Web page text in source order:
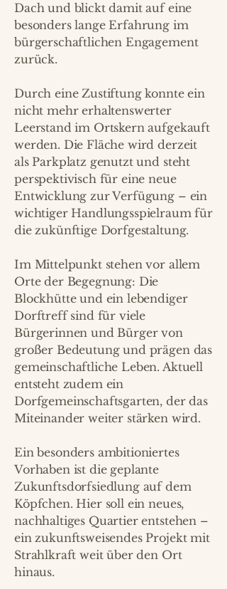
Dach und blickt damit auf eine
besonders lange Erfahrung im
bürgerschaftlichen Engagement
zurück.
Durch eine Zustiftung konnte ein
nicht mehr erhaltenswerter
Leerstand im Ortskern aufgekauft
werden. Die Fläche wird derzeit
als Parkplatz genutzt und steht
perspektivisch für eine neue
Entwicklung zur Verfügung – ein
wichtiger Handlungsspielraum für
die zukünftige Dorfgestaltung.
Im Mittelpunkt stehen vor allem
Orte der Begegnung: Die
Blockhütte und ein lebendiger
Dorftreff sind für viele
Bürgerinnen und Bürger von
großer Bedeutung und prägen das
gemeinschaftliche Leben. Aktuell
entsteht zudem ein
Dorfgemeinschaftsgarten, der das
Miteinander weiter stärken wird.
Ein besonders ambitioniertes
Vorhaben ist die geplante
Zukunftsdorfsiedlung auf dem
Köpfchen. Hier soll ein neues,
nachhaltiges Quartier entstehen –
ein zukunftsweisendes Projekt mit
Strahlkraft weit über den Ort
hinaus.